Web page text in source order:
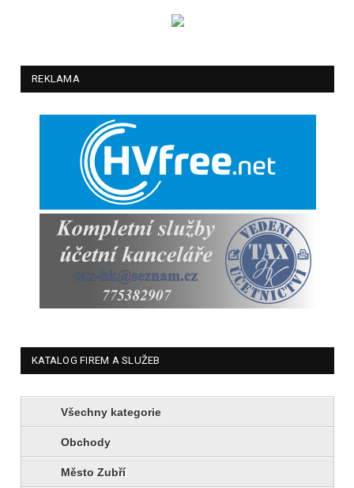
REKLAMA
KATALOG FIREM A SLUŽEB
Všechny kategorie
Obchody
Město Zubří